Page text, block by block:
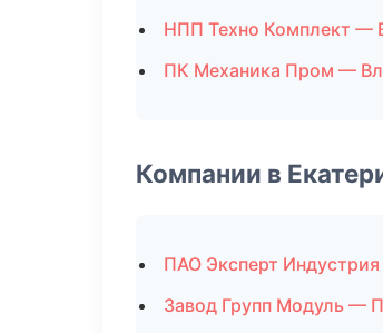
НПП Техно Комплект —
ПК Механика Пром —
Компании в
ПАО Эксперт
Завод Групп Модуль —